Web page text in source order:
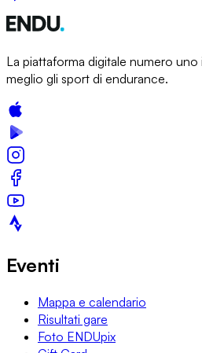
La piattaforma digitale numero uno
meglio gli sport di endurance.
Eventi
Mappa e calendario
Risultati gare
Foto ENDUpix